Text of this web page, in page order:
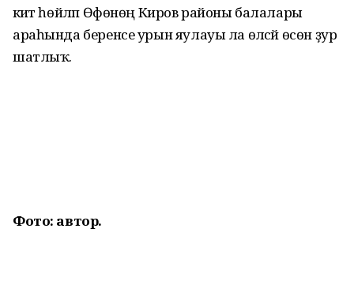
әкиәт һөйләп Өфөнөң Киров районы балалары
араһында беренсе урын яулауы ла өләсәй өсөн ҙур
шатлыҡ.
Фото: автор.